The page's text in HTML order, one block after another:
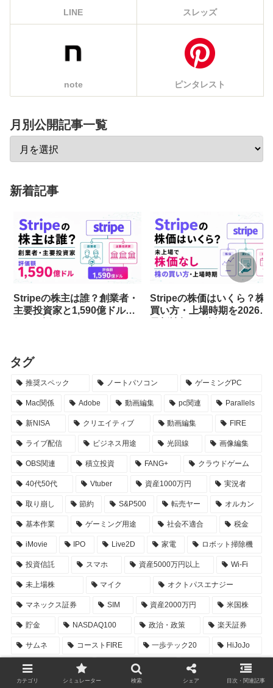
LINE スレッズ
note ピンタレスト
月別公開記事一覧
新着記事
Stripeの株主は誰？創業者・
主要投資家と1,590億ドル評
Stripeの株価はいくら？株
買い方・上場時期を2026年
タグ
推奨スペック ノートパソコン ゲーミングPC
Mac関係 Adobe 動画編集 pc関連 Parallels
新NISA クリエイティブ 動画編集 FIRE
ライブ配信 ビジネス用途 光回線 画像編集
OBS関連 積立投資 FANG+ クラウドゲーム
40代50代 Vtuber 資産1000万円 実況者
取り崩し 節約 S&P500 転売ヤー オルカン
基本作業 ゲーミング用途 社会不適合 税金
iMovie IPO Live2D 家電 ロボット掃除機
投資信託 スマホ 資産5000万円以上 Wi-Fi
未上場株 マイク オクトパスエナジー
マネックス証券 SIM 資産2000万円 米国株
貯金 NASDAQ100 政治・政策 楽天証券
サムネ コーストFIRE 一歩テック20 HiJoJo
暴落対策 インフレ 老後資金
カテゴリ シミュレーター 検索 シェア 目次・関連記事